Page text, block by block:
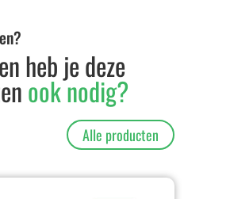
heb je deze
ook nodig?
Alle producten